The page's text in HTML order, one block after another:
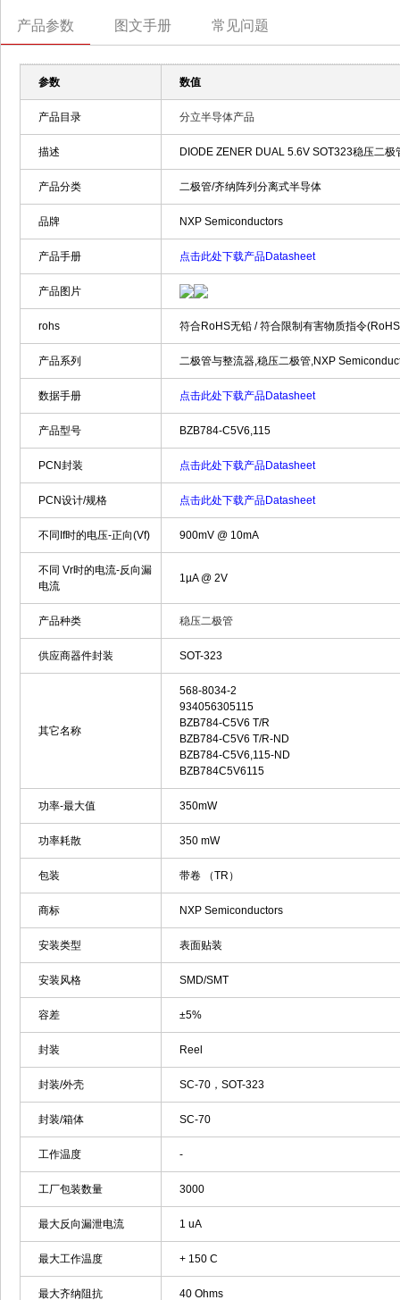
产品参数 图文手册 常见问题
参数 数值
产品目录 分立半导体产品
描述 DIODE ZENER DUAL 5.6V SOT323稳压二
产品分类 二极管/齐纳阵列分离式半导体
品牌 NXP Semiconductors
产品手册 点击此处下载产品Datasheet
产品图片
rohs 符合RoHS无铅 / 符合限制有害物质指令
产品系列 二极管与整流器,稳压二极管,NXP
数据手册 点击此处下载产品Datasheet
产品型号 BZB784-C5V6,115
PCN封装 点击此处下载产品Datasheet
PCN设计/规格 点击此处下载产品Datasheet
不同If时的电压-正向(Vf) 900mV @ 10mA
不同 Vr时的电流-反向漏
电流
1µA @ 2V
产品种类 稳压二极管
供应商器件封装 SOT-323
其它名称
568-8034-2
934056305115
BZB784-C5V6 T/R
BZB784-C5V6 T/R-ND
BZB784-C5V6,115-ND
BZB784C5V6115
功率-最大值 350mW
功率耗散 350 mW
包装 带卷 （TR）
商标 NXP Semiconductors
安装类型 表面贴装
安装风格 SMD/SMT
容差 ±5%
封装 Reel
封装/外壳 SC-70，SOT-323
封装/箱体 SC-70
工作温度 -
工厂包装数量 3000
最大反向漏泄电流 1 uA
最大工作温度 + 150 C
最大齐纳阻抗 40 Ohms